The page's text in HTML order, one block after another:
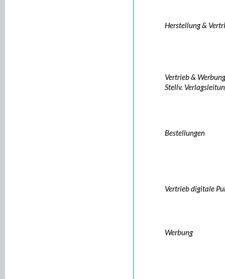
Herstellung &
Vertrieb & Werbung
Stellv.
Bestellungen
Vertrieb digitale
Werbung